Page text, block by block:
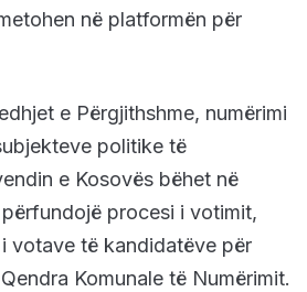
në platformën për
e Përgjithshme, numërimi
politike të
e Kosovës bëhet në
procesi i votimit,
votave të kandidatëve për
Komunale të Numërimit.